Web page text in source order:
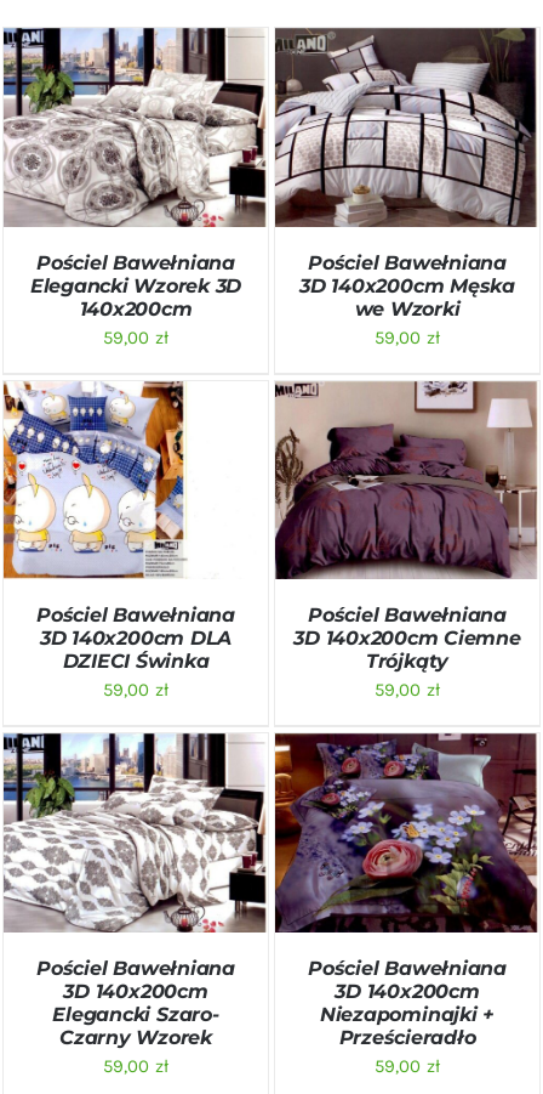
DODAJ DO KOSZYKA
/
SZCZEGÓŁY
Pościel Bawełniana
Elegancki Wzorek 3D
140x200cm
59,00 zł
DODAJ DO KOSZYKA
/
SZCZEGÓŁY
Pościel Bawełniana
3D 140x200cm Męska
we Wzorki
59,00 zł
DODAJ DO KOSZYKA
SZCZEGÓŁY
Pościel Bawełniana
3D 140x200cm DLA
DZIECI Świnka
59,00 zł
DODAJ DO KOSZYKA
/
SZCZEGÓŁY
Pościel Bawełniana
3D 140x200cm Ciemne
Trójkąty
59,00 zł
DODAJ DO KOSZYKA
/
SZCZEGÓŁY
Pościel Bawełniana
3D 140x200cm
Elegancki Szaro-
Czarny Wzorek
59,00 zł
DODAJ DO KOSZYKA
/
SZCZEGÓŁY
Pościel Bawełniana
3D 140x200cm
Niezapominajki +
Prześcieradło
59,00 zł